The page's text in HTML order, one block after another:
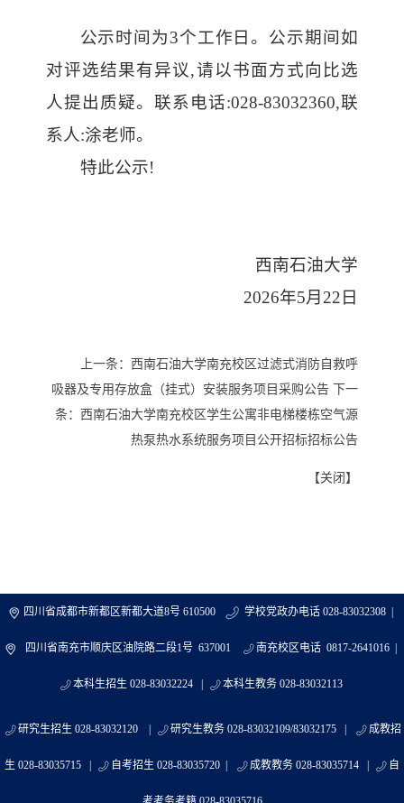
公示时间为3个工作日。公示期间如
对评选结果有异议,请以书面方式向比选
人提出质疑。联系电话:028-83032360,联
系人:涂老师。
特此公示!
西南石油大学
2026年5月22日
上一条： 西南石油大学南充校区过滤式消防自救呼
吸器及专用存放盒（挂式）安装服务项目采购公告下一
条： 西南石油大学南充校区学生公寓非电梯楼栋空气源
热泵热水系统服务项目公开招标招标公告
【关闭 】
四川省成都市新都区新都大道8号 610500 学校党政办电话 028-83032308 |
四川省南充市顺庆区油院路二段1号 637001 南充校区电话 0817-2641016 |
本科生招生 028-83032224 | 本科生教务 028-83032113
研究生招生 028-83032120 | 研究生教务 028-83032109/83032175 | 成教招
生 028-83035715 | 自考招生 028-83035720 | 成教教务 028-83035714 | 自